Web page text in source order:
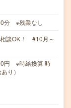
分 ※残業なし
談OK！ #10月～
円 ※時給換算 時
り）